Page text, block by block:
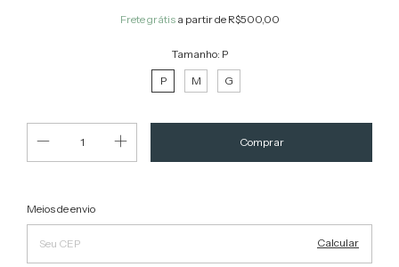
Frete grátis a partir de R$500,00
Tamanho: P
P
M G
Entregas para o CEP:
Meios de envio
Calcular